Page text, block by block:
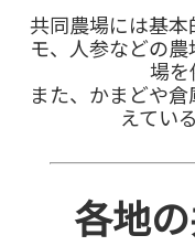
共同農場には基本
モ、人参などの
場を
また、かまどや
えてい
各地